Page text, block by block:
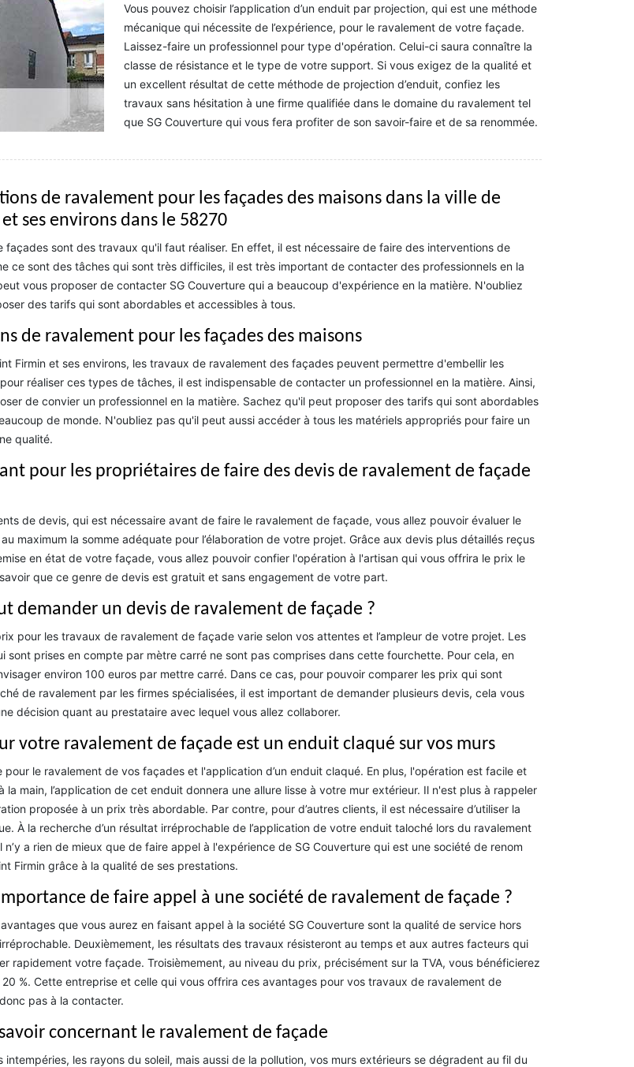
Vous pouvez choisir l’application d’un enduit par projection, qui est une méthode
mécanique qui nécessite de l’expérience, pour le ravalement de votre façade.
Laissez-faire un professionnel pour type d'opération. Celui-ci saura connaître la
classe de résistance et le type de votre support. Si vous exigez de la qualité et
un excellent résultat de cette méthode de projection d’enduit, confiez les
travaux sans hésitation à une firme qualifiée dans le domaine du ravalement tel
que SG Couverture qui vous fera profiter de son savoir-faire et de sa renommée.
de ravalement pour les façades des maisons dans la ville de
ses environs dans le 58270
façades sont des travaux qu'il faut réaliser. En effet, il est nécessaire de faire des interventions de
ce sont des tâches qui sont très difficiles, il est très important de contacter des professionnels en la
vous proposer de contacter SG Couverture qui a beaucoup d'expérience en la matière. N'oubliez
des tarifs qui sont abordables et accessibles à tous.
de ravalement pour les façades des maisons
Firmin et ses environs, les travaux de ravalement des façades peuvent permettre d'embellir les
réaliser ces types de tâches, il est indispensable de contacter un professionnel en la matière. Ainsi,
de convier un professionnel en la matière. Sachez qu'il peut proposer des tarifs qui sont abordables
de monde. N'oubliez pas qu'il peut aussi accéder à tous les matériels appropriés pour faire un
qualité.
pour les propriétaires de faire des devis de ravalement de façade
de devis, qui est nécessaire avant de faire le ravalement de façade, vous allez pouvoir évaluer le
maximum la somme adéquate pour l’élaboration de votre projet. Grâce aux devis plus détaillés reçus
en état de votre façade, vous allez pouvoir confier l'opération à l'artisan qui vous offrira le prix le
que ce genre de devis est gratuit et sans engagement de votre part.
demander un devis de ravalement de façade ?
pour les travaux de ravalement de façade varie selon vos attentes et l’ampleur de votre projet. Les
sont prises en compte par mètre carré ne sont pas comprises dans cette fourchette. Pour cela, en
environ 100 euros par mettre carré. Dans ce cas, pour pouvoir comparer les prix qui sont
de ravalement par les firmes spécialisées, il est important de demander plusieurs devis, cela vous
décision quant au prestataire avec lequel vous allez collaborer.
votre ravalement de façade est un enduit claqué sur vos murs
pour le ravalement de vos façades et l'application d’un enduit claqué. En plus, l'opération est facile et
la main, l’application de cet enduit donnera une allure lisse à votre mur extérieur. Il n'est plus à rappeler
proposée à un prix très abordable. Par contre, pour d’autres clients, il est nécessaire d’utiliser la
À la recherche d’un résultat irréprochable de l’application de votre enduit taloché lors du ravalement
n’y a rien de mieux que de faire appel à l'expérience de SG Couverture qui est une société de renom
Firmin grâce à la qualité de ses prestations.
de faire appel à une société de ravalement de façade ?
que vous aurez en faisant appel à la société SG Couverture sont la qualité de service hors
Deuxièmement, les résultats des travaux résisteront au temps et aux autres facteurs qui
rapidement votre façade. Troisièmement, au niveau du prix, précisément sur la TVA, vous bénéficierez
20 %. Cette entreprise et celle qui vous offrira ces avantages pour vos travaux de ravalement de
pas à la contacter.
concernant le ravalement de façade
intempéries, les rayons du soleil, mais aussi de la pollution, vos murs extérieurs se dégradent au fil du